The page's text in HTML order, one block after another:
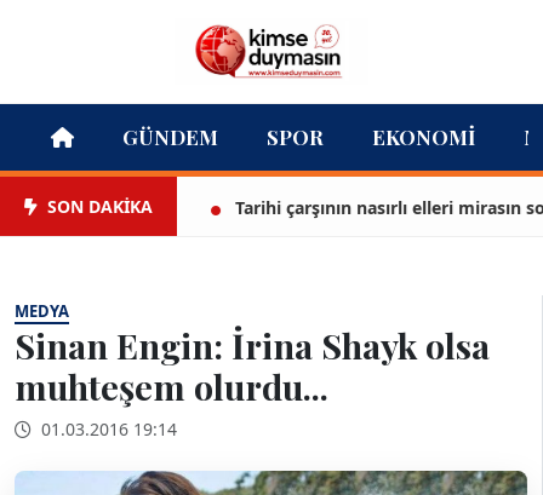
GÜNDEM SPOR EKONOMI
SON DAKİKA Tarihi çarşının nasırlı elleri mirasın son
MEDYA
Sinan Engin: İrina Shayk olsa
muhteşem olurdu...
01.03.2016 19:14